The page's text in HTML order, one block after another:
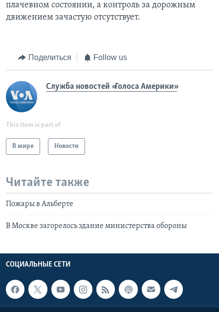
плачевном состоянии, а контроль за дорожным
движением зачастую отсутствует.
Поделиться Follow us
Служба новостей «Голоса Америки»
This item is part of
В мире Новости
Читайте также
Пожары в Альберте
В Москве загорелось здание министерства обороны
СОЦИАЛЬНЫЕ СЕТИ